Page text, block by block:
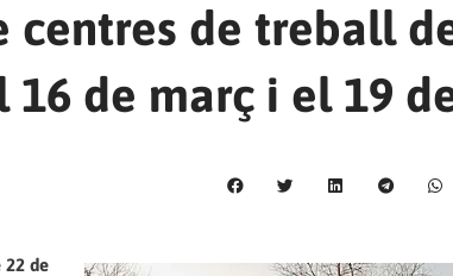
centres de treball
16 de març i el 19
22 de